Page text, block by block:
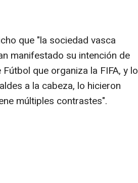
que "la sociedad vasca
manifestado su intención de
que organiza la FIFA, y lo
a la cabeza, lo hicieron
múltiples contrastes".